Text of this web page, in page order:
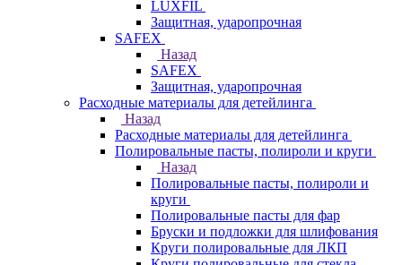
LUXFIL
Защитная, ударопрочная
SAFEX
Назад
SAFEX
Защитная, ударопрочная
Расходные материалы для детейлинга
Назад
Расходные материалы для детейлинга
Полировальные пасты, полироли и круги
Назад
Полировальные пасты, полироли и
круги
Полировальные пасты для фар
Бруски и подложки для шлифования
Круги полировальные для ЛКП